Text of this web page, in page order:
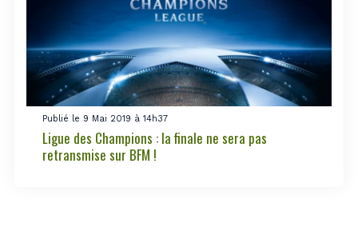
Publié le 9 Mai 2019 à 14h37
Ligue des Champions : la finale ne sera pas
retransmise sur BFM !